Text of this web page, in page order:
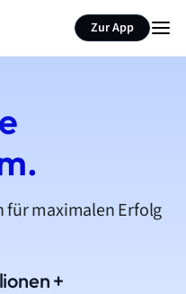
Zur App
für maximalen Erfolg
+